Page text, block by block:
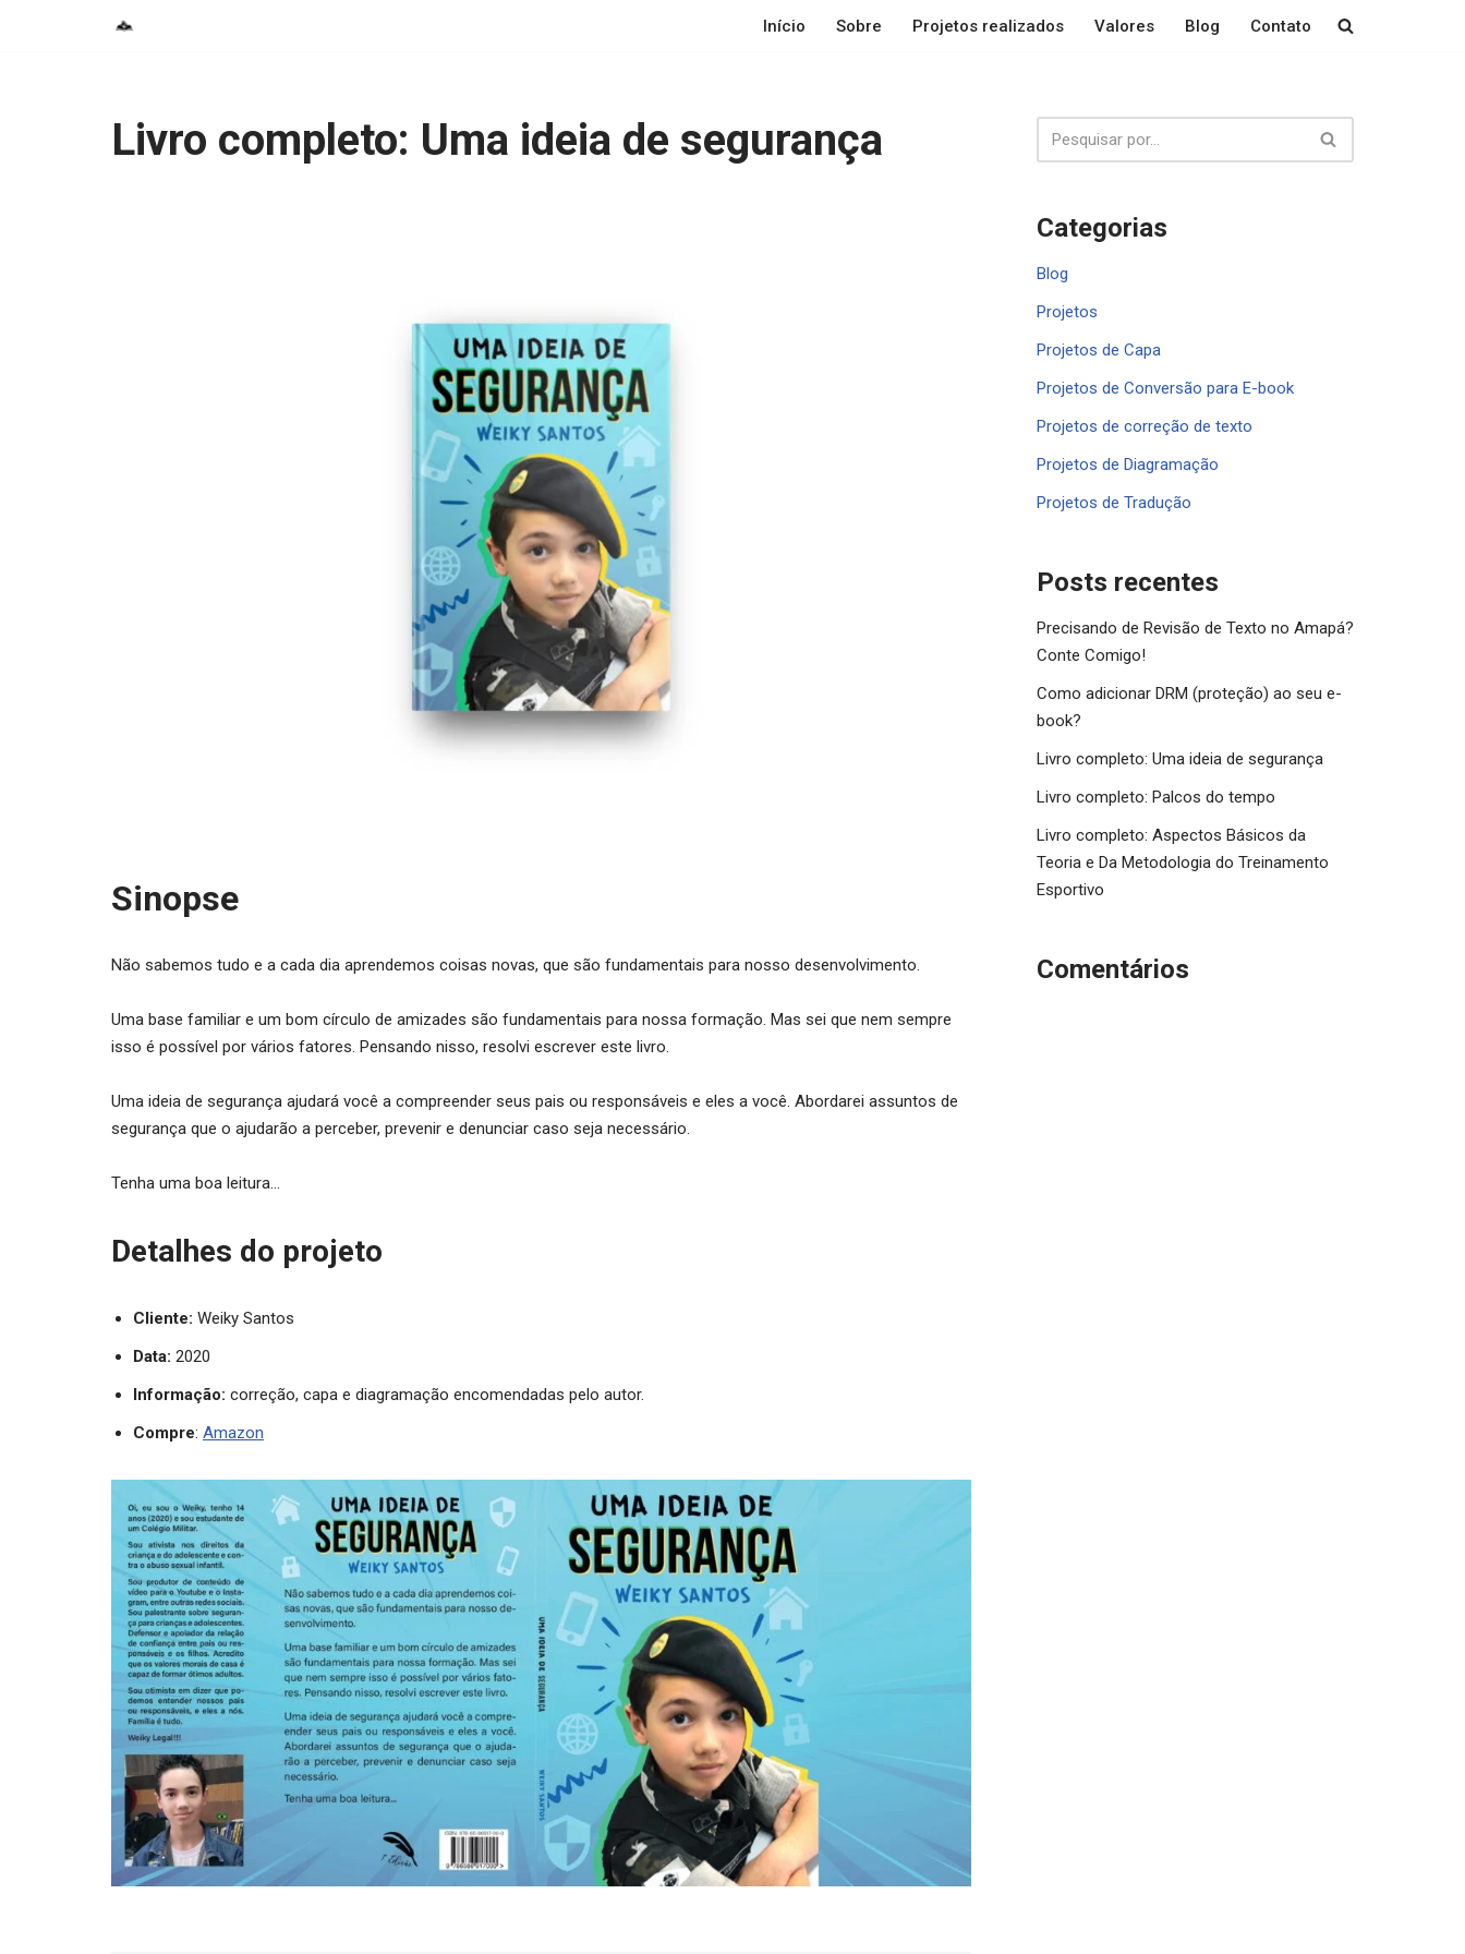
Início Sobre Projetos realizados Valores Blog Contato
Livro completo: Uma ideia de segurança
Sinopse
Não sabemos tudo e a cada dia aprendemos coisas novas, que são fundamentais para nosso desenvolvimento.
Uma base familiar e um bom círculo de amizades são fundamentais para nossa formação. Mas sei que nem sempre
isso é possível por vários fatores. Pensando nisso, resolvi escrever este livro.
Uma ideia de segurança ajudará você a compreender seus pais ou responsáveis e eles a você. Abordarei assuntos de
segurança que o ajudarão a perceber, prevenir e denunciar caso seja necessário.
Tenha uma boa leitura…
Detalhes do projeto
Cliente: Weiky Santos
Data: 2020
Informação: correção, capa e diagramação encomendadas pelo autor.
Compre: Amazon
Categorias
Blog
Projetos
Projetos de Capa
Projetos de Conversão para E-book
Projetos de correção de texto
Projetos de Diagramação
Projetos de Tradução
Posts recentes
Precisando de Revisão de Texto no Amapá?
Conte Comigo!
Como adicionar DRM (proteção) ao seu e-
book?
Livro completo: Uma ideia de segurança
Livro completo: Palcos do tempo
Livro completo: Aspectos Básicos da
Teoria e Da Metodologia do Treinamento
Esportivo
Comentários